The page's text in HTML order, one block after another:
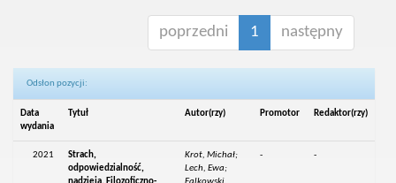
poprzedni 1 następny
Odsłon pozycji:
Data
wydania
Tytuł Autor(rzy) Promotor Redaktor(rzy)
2021
Strach,
odpowiedzialność,
Krot, Michał;
Lech, Ewa;
- -